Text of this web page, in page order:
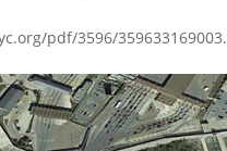
pdf/3596/